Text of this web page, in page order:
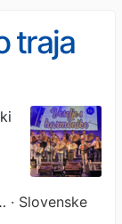
traja
· Slovenske